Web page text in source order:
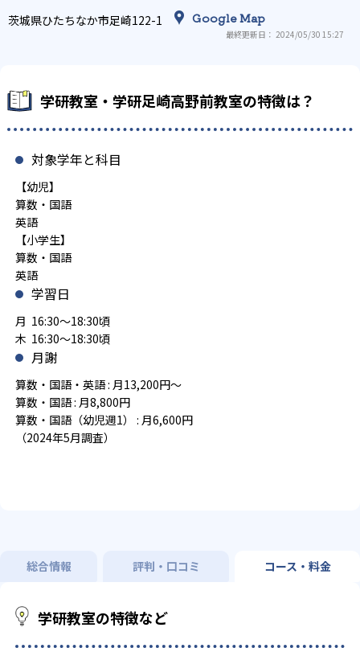
茨城県ひたちなか市足崎122-1 Google Map
最終更新日： 2024/05/30 15:27
学研教室・学研足崎高野前教室の特徴は？
対象学年と科目
【幼児】
算数・国語
英語
【小学生】
算数・国語
英語
学習日
月 16:30～18:30頃
木 16:30～18:30頃
月謝
算数・国語・英語 : 月13,200円～
算数・国語 : 月8,800円
算数・国語（幼児週1） : 月6,600円
（2024年5月調査）
総合情報 評判・口コミ コース・料金
学研教室の特徴など